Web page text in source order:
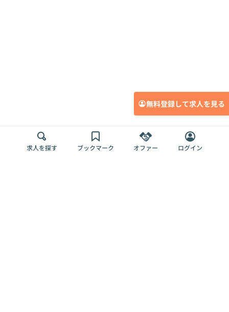
無料登録して求人を見る
求人を探す ブックマーク オファー ログイン